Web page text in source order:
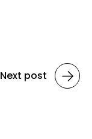
Next post